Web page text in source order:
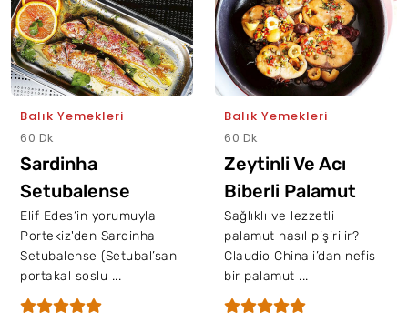
Balık Yemekleri
60 Dk
Sardinha
Setubalense
Elif Edes‘in yorumuyla
Portekiz'den Sardinha
Setubalense (Setubal’san
portakal soslu ...
Balık Yemekleri
60 Dk
Zeytinli Ve Acı
Biberli Palamut
Sağlıklı ve lezzetli
palamut nasıl pişirilir?
Claudio Chinali’dan nefis
bir palamut ...